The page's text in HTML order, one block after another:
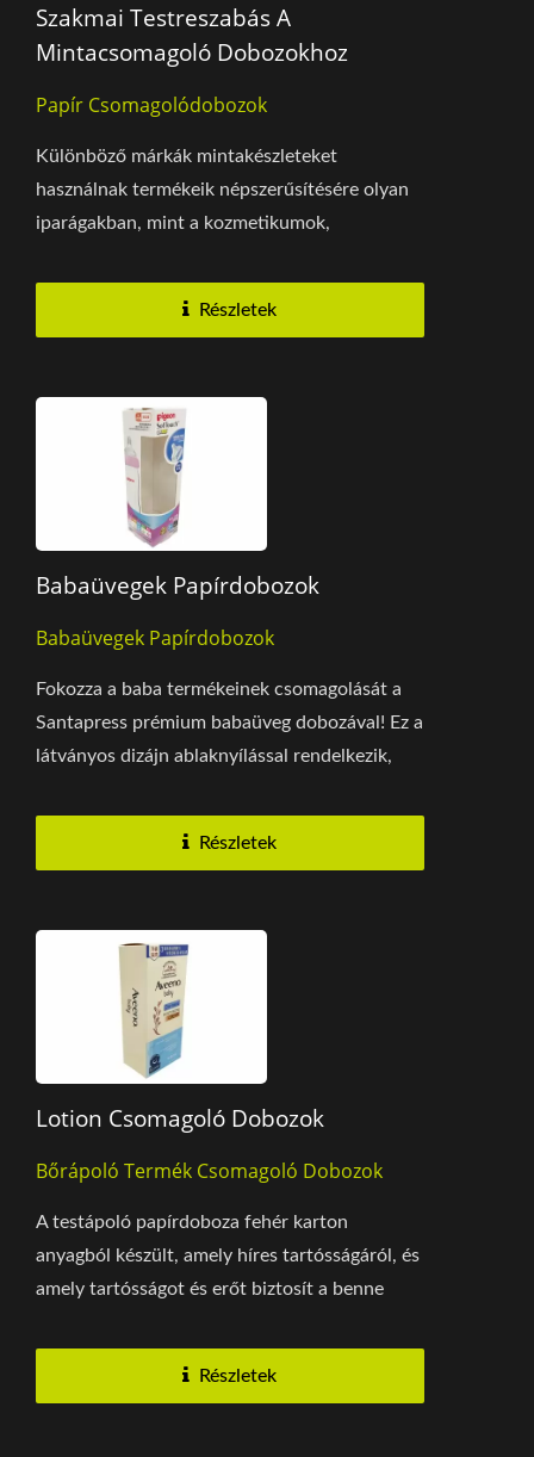
Szakmai Testreszabás A
Mintacsomagoló Dobozokhoz
Papír Csomagolódobozok
Különböző márkák mintakészleteket
használnak termékeik népszerűsítésére olyan
iparágakban, mint a kozmetikumok,
Részletek
Babaüvegek Papírdobozok
Babaüvegek Papírdobozok
Fokozza a baba termékeinek csomagolását a
Santapress prémium babaüveg dobozával! Ez a
látványos dizájn ablaknyílással rendelkezik,
Részletek
Lotion Csomagoló Dobozok
Bőrápoló Termék Csomagoló Dobozok
A testápoló papírdoboza fehér karton
anyagból készült, amely híres tartósságáról, és
amely tartósságot és erőt biztosít a benne
Részletek